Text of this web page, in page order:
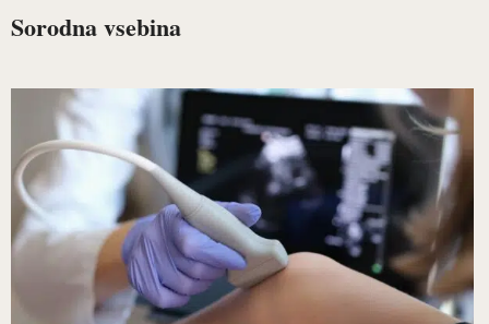
Sorodna vsebina